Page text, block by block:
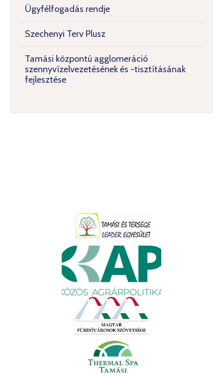
Ügyfélfogadás rendje
Szechenyi Terv Plusz
Tamási központú agglomeráció
szennyvízelvezetésének és -tisztításának
fejlesztése